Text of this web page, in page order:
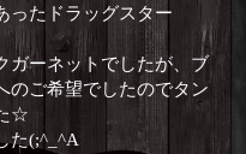
ったドラッグスター
ガーネットでしたが、ブ
のご希望でしたのでタン
☆
た(;^_^A